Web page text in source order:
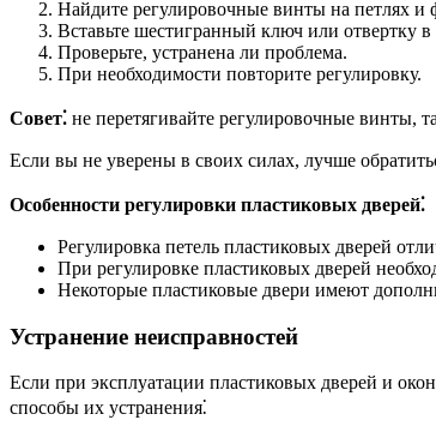
Найдите регулировочные винты на петлях и
Вставьте шестигранный ключ или отвертку
Проверьте, устранена ли проблема.
При необходимости повторите регулировку.
Совет⁚ не перетягивайте регулировочные винты,
Если вы не уверены в своих силах, лучше
Особенности регулировки пластиковых дверей⁚
Регулировка петель пластиковых дверей
При регулировке пластиковых дверей
Некоторые пластиковые двери имеют
Устранение неисправностей
Если при эксплуатации пластиковых дверей и
способы их устранения⁚